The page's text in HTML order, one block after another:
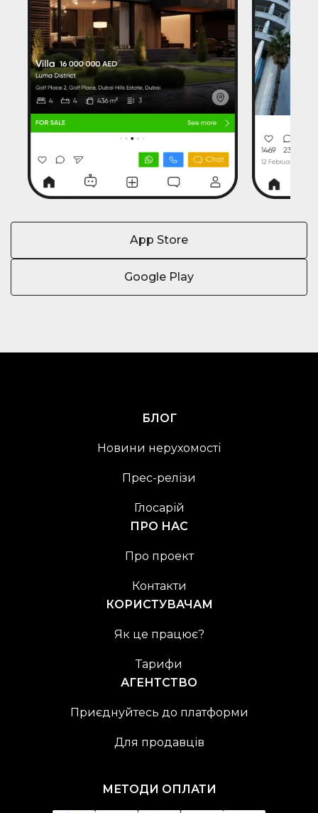
App Store
Google Play
БЛОГ
Новини нерухомості
Прес-релізи
Глосарій
ПРО НАС
Про проект
Контакти
КОРИСТУВАЧАМ
Як це працює?
Тарифи
АГЕНТСТВО
Приєднуйтесь до платформи
Для продавців
МЕТОДИ ОПЛАТИ